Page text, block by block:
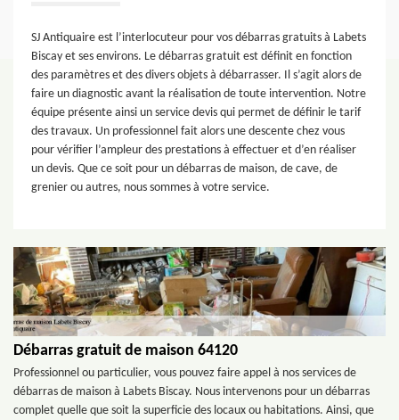
SJ Antiquaire est l’interlocuteur pour vos débarras gratuits à Labets
Biscay et ses environs. Le débarras gratuit est définit en fonction
des paramètres et des divers objets à débarrasser. Il s’agit alors de
faire un diagnostic avant la réalisation de toute intervention. Notre
équipe présente ainsi un service devis qui permet de définir le tarif
des travaux. Un professionnel fait alors une descente chez vous
pour vérifier l’ampleur des prestations à effectuer et d’en réaliser
un devis. Que ce soit pour un débarras de maison, de cave, de
grenier ou autres, nous sommes à votre service.
Débarras gratuit de maison 64120
Professionnel ou particulier, vous pouvez faire appel à nos services de
débarras de maison à Labets Biscay. Nous intervenons pour un débarras
complet quelle que soit la superficie des locaux ou habitations. Ainsi, que